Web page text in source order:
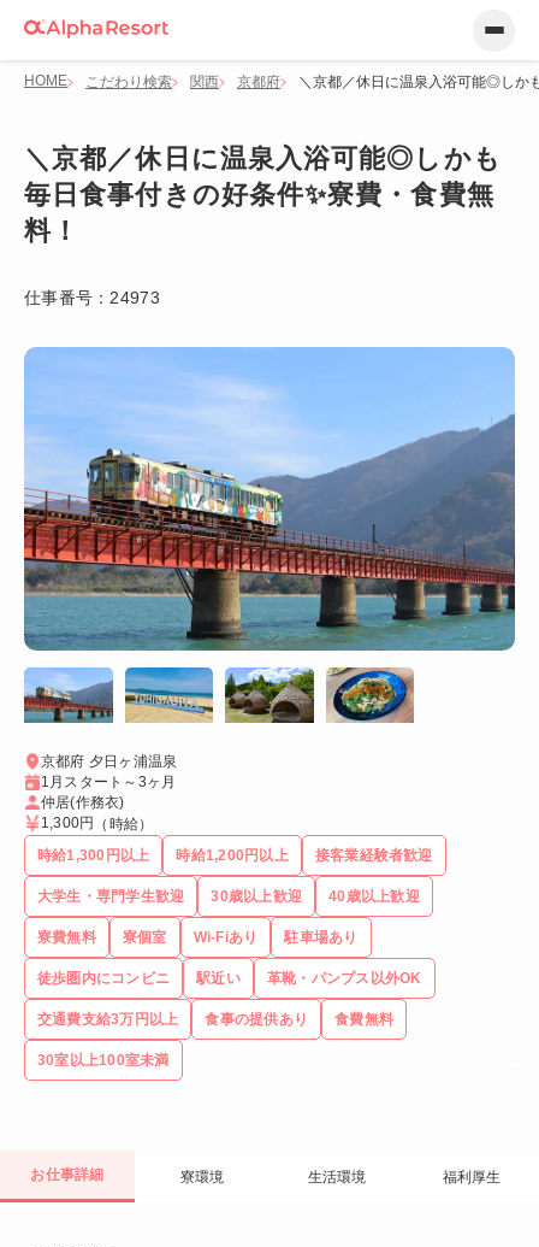
HOME こだわり検索 関西 京都府 ＼京都／休日に温泉入浴可能◎しか
＼京都／休日に温泉入浴可能◎しかも
毎日食事付きの好条件✨寮費・食費無
料！
仕事番号： 24973
京都府 夕日ヶ浦温泉
1月スタート～3ヶ月
仲居(作務衣)
1,300円
（時給）
時給1,300円以上
時給1,200円以上 接客業経験者歓迎
大学生・専門学生歓迎 30歳以上歓迎 40歳以上歓迎
寮費無料 寮個室 Wi-Fiあり 駐車場あり
徒歩圏内にコンビニ 駅近い 革靴・パンプス以外OK
交通費支給3万円以上 食事の提供あり 食費無料
30室以上100室未満
お仕事詳細 寮環境 生活環境 福利厚生